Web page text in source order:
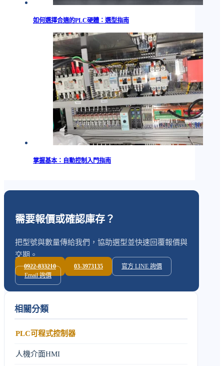
如何選擇合適的PLC硬體：選型指南
掌握基本：自動控制入門指南
需要報價或確認庫存？
把型號與數量傳給我們，協助選型並快速回覆報價與
交期。
0922-833210 03-3973135
官方 LINE 詢價
Email 詢價
相關分類
PLC可程式控制器
人機介面HMI